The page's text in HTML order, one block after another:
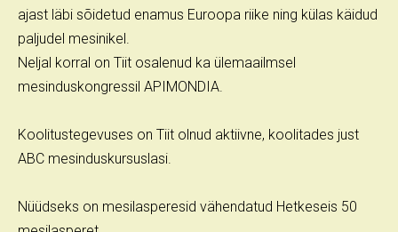
ajast läbi sõidetud enamus Euroopa riike ning külas käidud
paljudel mesinikel.
Neljal korral on Tiit osalenud ka ülemaailmsel
mesinduskongressil APIMONDIA.
Koolitustegevuses on Tiit olnud aktiivne, koolitades just
ABC mesinduskursuslasi.
Nüüdseks on mesilasperesid vähendatud Hetkeseis 50